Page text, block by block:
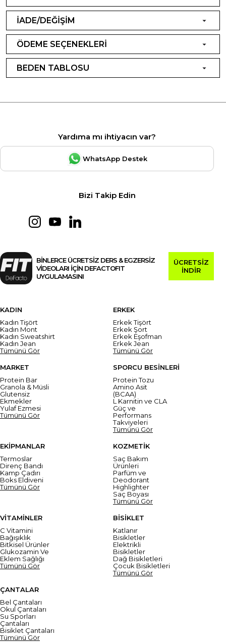
İADE/DEĞİŞİM
ÖDEME SEÇENEKLERİ
BEDEN TABLOSU
Yardıma mı ihtiyacın var?
WhatsApp Destek
Bizi Takip Edin
BİNLERCE ÜCRETSİZ DERS & EGZERSİZ
VİDEOLARI İÇİN DEFACTOFIT
UYGULAMASINI
ÜCRETSİZ
İNDİR
KADIN
Kadın Tişört
Kadın Mont
Kadın Sweatshirt
Kadın Jean
Tümünü Gör
ERKEK
Erkek Tişört
Erkek Şort
Erkek Eşofman
Erkek Jean
Tümünü Gör
MARKET
Protein Bar
Granola & Müsli
Glutensiz
Ekmekler
Yulaf Ezmesi
Tümünü Gör
SPORCU BESİNLERİ
Protein Tozu
Amino Asit
(BCAA)
L Karnitin ve CLA
Güç ve
Performans
Takviyeleri
Tümünü Gör
EKİPMANLAR
Termoslar
Direnç Bandı
Kamp Çadırı
Boks Eldiveni
Tümünü Gör
KOZMETİK
Saç Bakım
Ürünleri
Parfüm ve
Deodorant
Highlighter
Saç Boyası
Tümünü Gör
VİTAMİNLER
C Vitamini
Bağışıklık
Bitkisel Ürünler
Glukozamin Ve
Eklem Sağlığı
Tümünü Gör
BİSİKLET
Katlanır
Bisikletler
Elektrikli
Bisikletler
Dağ Bisikletleri
Çocuk Bisikletleri
Tümünü Gör
ÇANTALAR
Bel Çantaları
Okul Çantaları
Su Sporları
Çantaları
Bisiklet Çantaları
Tümünü Gör